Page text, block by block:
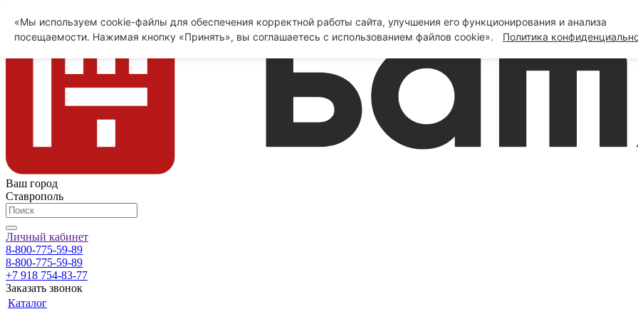
Ваш город
Ставрополь
Личный кабинет
8-800-775-59-89
8-800-775-59-89
+7 918 754-83-77
Заказать звонок
Каталог
«Мы используем cookie-файлы для обеспечения корректной работы сайта, улучшения его функционирования и анализа
посещаемости. Нажимая кнопку «Принять», вы соглашаетесь с использованием файлов cookie».
Политика